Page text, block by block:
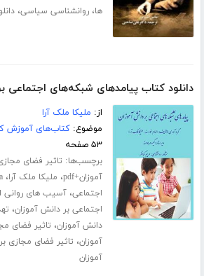
ها،روانشناسی سیاسی،
دانلود کتاب پیامدهای شبکه‌های اجتماعی
از: ملیکا ملک آرا
موضوع:کتاب‌های آموزش
۵۳ صفحه
برچسب‌ها: تاثیر فضای
آموزان+pdf
، ملیکا ملک آرا،
اجتماعی،آسیب های روانی
اجتماعی بر دانش آموزان،
دانش آموزان، تاثیر فضای
آموزان، تاثیر فضای مجازی
آموزان